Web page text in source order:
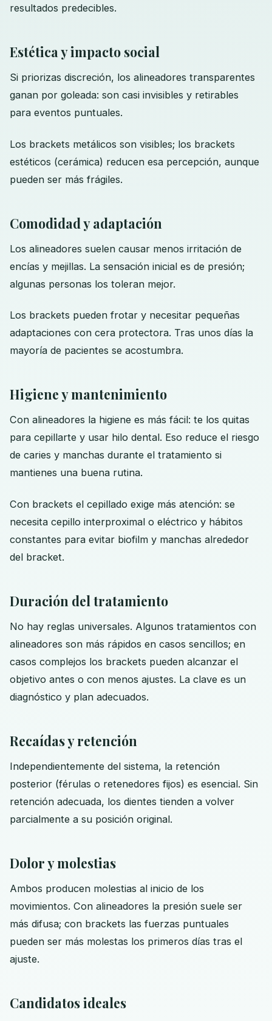
resultados predecibles.
Estética y impacto social
Si priorizas discreción, los alineadores transparentes
ganan por goleada: son casi invisibles y retirables
para eventos puntuales.
Los brackets metálicos son visibles; los brackets
estéticos (cerámica) reducen esa percepción, aunque
pueden ser más frágiles.
Comodidad y adaptación
Los alineadores suelen causar menos irritación de
encías y mejillas. La sensación inicial es de presión;
algunas personas los toleran mejor.
Los brackets pueden frotar y necesitar pequeñas
adaptaciones con cera protectora. Tras unos días la
mayoría de pacientes se acostumbra.
Higiene y mantenimiento
Con alineadores la higiene es más fácil: te los quitas
para cepillarte y usar hilo dental. Eso reduce el riesgo
de caries y manchas durante el tratamiento si
mantienes una buena rutina.
Con brackets el cepillado exige más atención: se
necesita cepillo interproximal o eléctrico y hábitos
constantes para evitar biofilm y manchas alrededor
del bracket.
Duración del tratamiento
No hay reglas universales. Algunos tratamientos con
alineadores son más rápidos en casos sencillos; en
casos complejos los brackets pueden alcanzar el
objetivo antes o con menos ajustes. La clave es un
diagnóstico y plan adecuados.
Recaídas y retención
Independientemente del sistema, la retención
posterior (férulas o retenedores fijos) es esencial. Sin
retención adecuada, los dientes tienden a volver
parcialmente a su posición original.
Dolor y molestias
Ambos producen molestias al inicio de los
movimientos. Con alineadores la presión suele ser
más difusa; con brackets las fuerzas puntuales
pueden ser más molestas los primeros días tras el
ajuste.
Candidatos ideales